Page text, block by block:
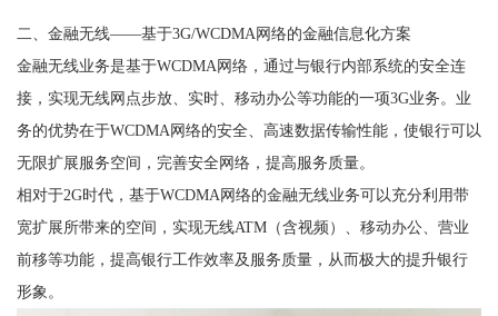
二、金融无线——基于3G/WCDMA网络的金融信息化方案
金融无线业务是基于WCDMA网络，通过与银行内部系统的安全连
接，实现无线网点步放、实时、移动办公等功能的一项3G业务。业
务的优势在于WCDMA网络的安全、高速数据传输性能，使银行可以
无限扩展服务空间，完善安全网络，提高服务质量。
相对于2G时代，基于WCDMA网络的金融无线业务可以充分利用带
宽扩展所带来的空间，实现无线ATM（含视频）、移动办公、营业
前移等功能，提高银行工作效率及服务质量，从而极大的提升银行
形象。